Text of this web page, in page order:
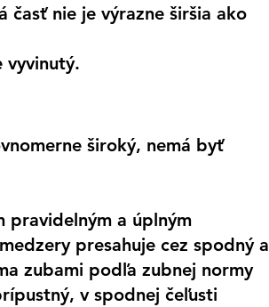
časť nie je výrazne širšia ako
vyvinutý.
široký, nemá byť
pravidelným a úplným
presahuje cez spodný a
zubami podľa zubnej normy
v spodnej čeľusti